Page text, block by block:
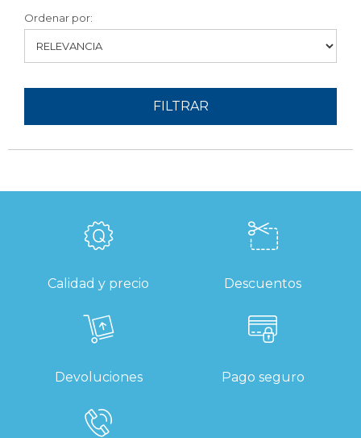
Ordenar por:
FILTRAR
Calidad y precio Descuentos
Devoluciones Pago seguro